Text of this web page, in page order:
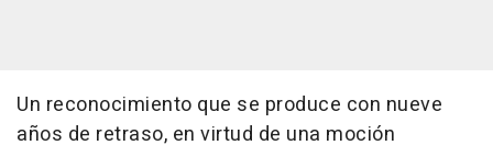
Un reconocimiento que se produce con nueve
años de retraso, en virtud de una moción